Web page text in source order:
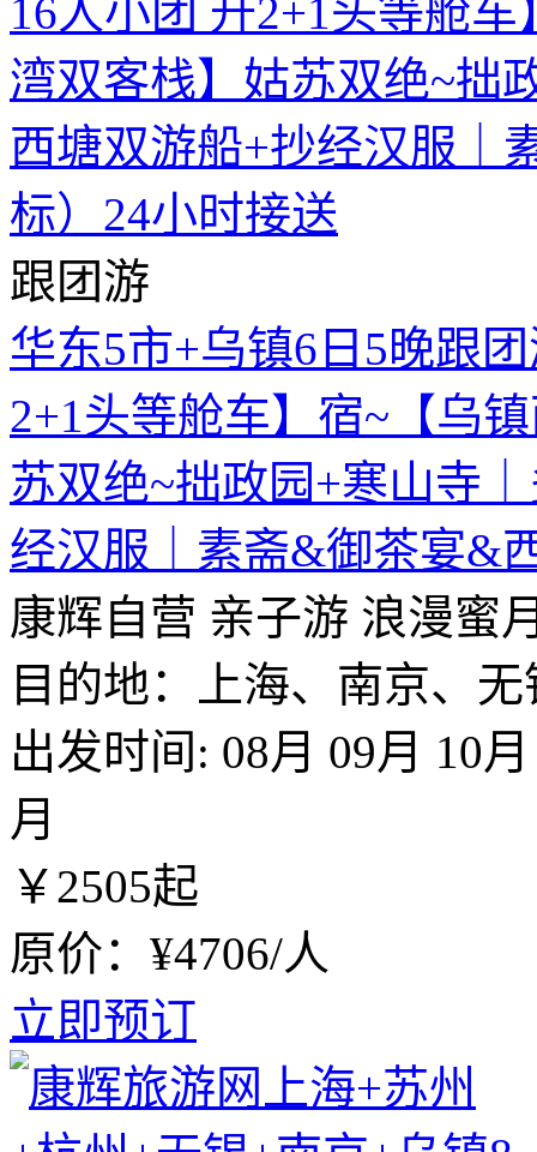
跟团游
华东5市+乌镇6日5晚跟
2+1头等舱车】宿~【乌
苏双绝~拙政园+寒山寺
经汉服｜素斋&御茶宴&
康辉自营 亲子游 浪漫蜜
目的地：上海、南京、
出发时间: 08月 09月 10月
月
￥2505起
原价：¥4706/人
立即预订